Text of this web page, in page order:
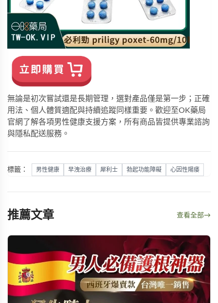
無論是初次嘗試還是長期管理，選對產品僅是第一步；正確
用法、個人體質適配與持續追蹤同樣重要。歡迎至OK藥局
官網了解各項男性健康支援方案，所有商品皆提供專業諮詢
與隱私配送服務。
標籤： 男性健康 早洩治療 犀利士 勃起功能障礙 心因性陽痿
推薦文章 查看全部→